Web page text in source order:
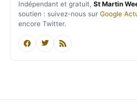
Indépendant et gratuit, St Martin
soutien : suivez-nous sur Google
encore Twitter.